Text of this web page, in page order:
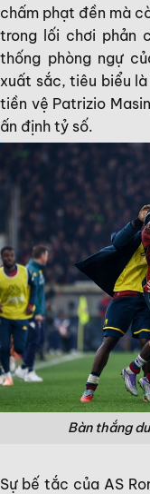
chấm phạt đền mà
trong lối chơi phản
thống phòng ngự
xuất sắc, tiêu biểu
tiền vệ Patrizio
ấn định tỷ số.
Bàn thắng
Sự bế tắc của AS